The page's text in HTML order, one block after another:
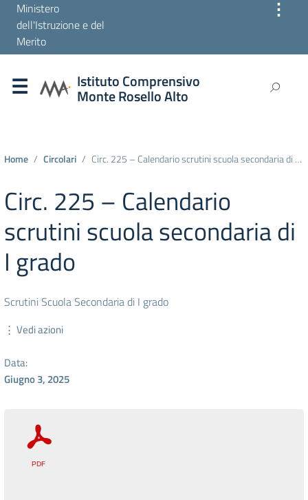
Ministero
dell'Istruzione e del
Merito
⋮
Istituto Comprensivo
Monte Rosello Alto
Home Circolari Circ. 225 – Calendario scrutini scuola secondaria di I grado
Circ. 225 – Calendario
scrutini scuola secondaria di
I grado
Scrutini Scuola Secondaria di I grado
⋮ Vedi azioni
Data:
Giugno 3, 2025